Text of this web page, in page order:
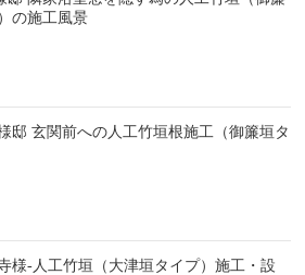
の施工風景
邸 玄関前への人工竹垣根施工（御簾垣タ
様-人工竹垣（大津垣タイプ）施工・設